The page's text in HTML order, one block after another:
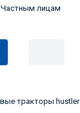
Частным лицам
тракторы hustler